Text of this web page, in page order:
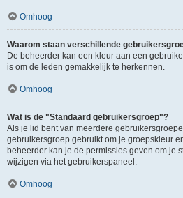
Omhoog
Waarom staan verschillende
De beheerder kan een kleur aan een
is om de leden gemakkelijk te herkennen.
Omhoog
Wat is de "Standaard gebruikersgroep"?
Als je lid bent van meerdere
gebruikersgroep gebruikt om je groepskleur
beheerder kan je de permissies geven om je
wijzigen via het gebruikerspaneel.
Omhoog